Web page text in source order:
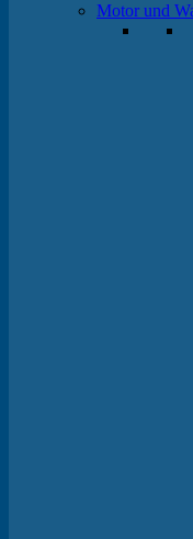
Motor und